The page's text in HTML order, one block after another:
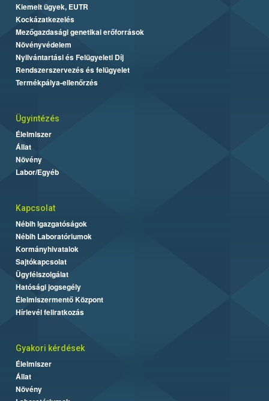
Kiemelt ügyek, EUTR
Kockázatkezelés
Mezőgazdasági genetikai erőforrások
Növényvédelem
Nyilvántartási és Felügyeleti Díj
Rendszerszervezés és felügyelet
Termékpálya-ellenőrzés
Ügyintézés
Élelmiszer
Állat
Növény
Labor/Egyéb
Kapcsolat
Nébih Igazgatóságok
Nébih Laboratóriumok
Kormányhivatalok
Sajtókapcsolat
Ügyfélszolgálat
Hatósági jogsegély
Élelmiszermentő Központ
Hírlevél feliratkozás
Gyakori kérdések
Élelmiszer
Állat
Növény